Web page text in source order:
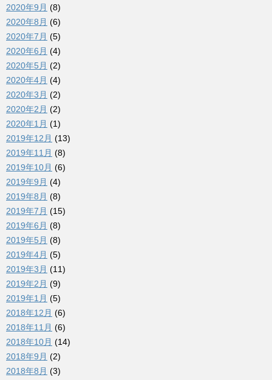
2020年9月 (8)
2020年8月 (6)
2020年7月 (5)
2020年6月 (4)
2020年5月 (2)
2020年4月 (4)
2020年3月 (2)
2020年2月 (2)
2020年1月 (1)
2019年12月 (13)
2019年11月 (8)
2019年10月 (6)
2019年9月 (4)
2019年8月 (8)
2019年7月 (15)
2019年6月 (8)
2019年5月 (8)
2019年4月 (5)
2019年3月 (11)
2019年2月 (9)
2019年1月 (5)
2018年12月 (6)
2018年11月 (6)
2018年10月 (14)
2018年9月 (2)
2018年8月 (3)